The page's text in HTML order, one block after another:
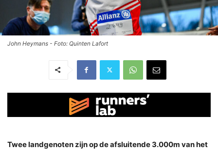
John Heymans - Foto: Quinten Lafort
Twee landgenoten zijn op de afsluitende 3.000m van het